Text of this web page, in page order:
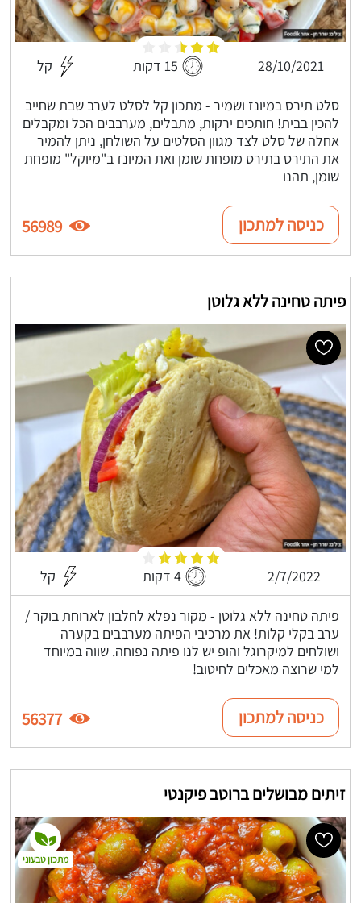
28/10/2021 15 דקות קל
סלט תירס במיונז ושמיר - מתכון קל לסלט לערב שבת שחייב
להכין בבית! חותכים ירקות, מתבלים, מערבבים הכל ומקבלים
אחלה של סלט לצד מגוון הסלטים על השולחן, ניתן להמיר
את התירס בתירס מופחת שומן ואת המיונז ב"מיוקל" מופחת
שומן, תהנו
כניסה למתכון 56989
פיתה טחינה ללא גלוטן
2/7/2022 4 דקות קל
פיתה טחינה ללא גלוטן - מקור נפלא לחלבון לארוחת בוקר /
ערב בקלי קלות! את מרכיבי הפיתה מערבבים בקערה
ושולחים למיקרוגל והופ יש לנו פיתה נפוחה. שווה במיוחד
למי שרוצה מאכלים לחיטוב!
כניסה למתכון 56377
זיתים מבושלים ברוטב פיקנטי
מתכון טבעוני